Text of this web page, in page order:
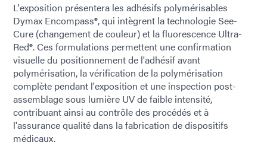
L'exposition présentera les adhésifs polymérisables
Dymax Encompass®, qui intègrent la technologie See-
Cure (changement de couleur) et la fluorescence Ultra-
Red®. Ces formulations permettent une confirmation
visuelle du positionnement de l'adhésif avant
polymérisation, la vérification de la polymérisation
complète pendant l'exposition et une inspection post-
assemblage sous lumière UV de faible intensité,
contribuant ainsi au contrôle des procédés et à
l'assurance qualité dans la fabrication de dispositifs
médicaux.